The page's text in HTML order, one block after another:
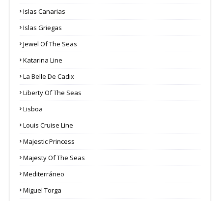
Islas Canarias
Islas Griegas
Jewel Of The Seas
Katarina Line
La Belle De Cadix
Liberty Of The Seas
Lisboa
Louis Cruise Line
Majestic Princess
Majesty Of The Seas
Mediterráneo
Miguel Torga